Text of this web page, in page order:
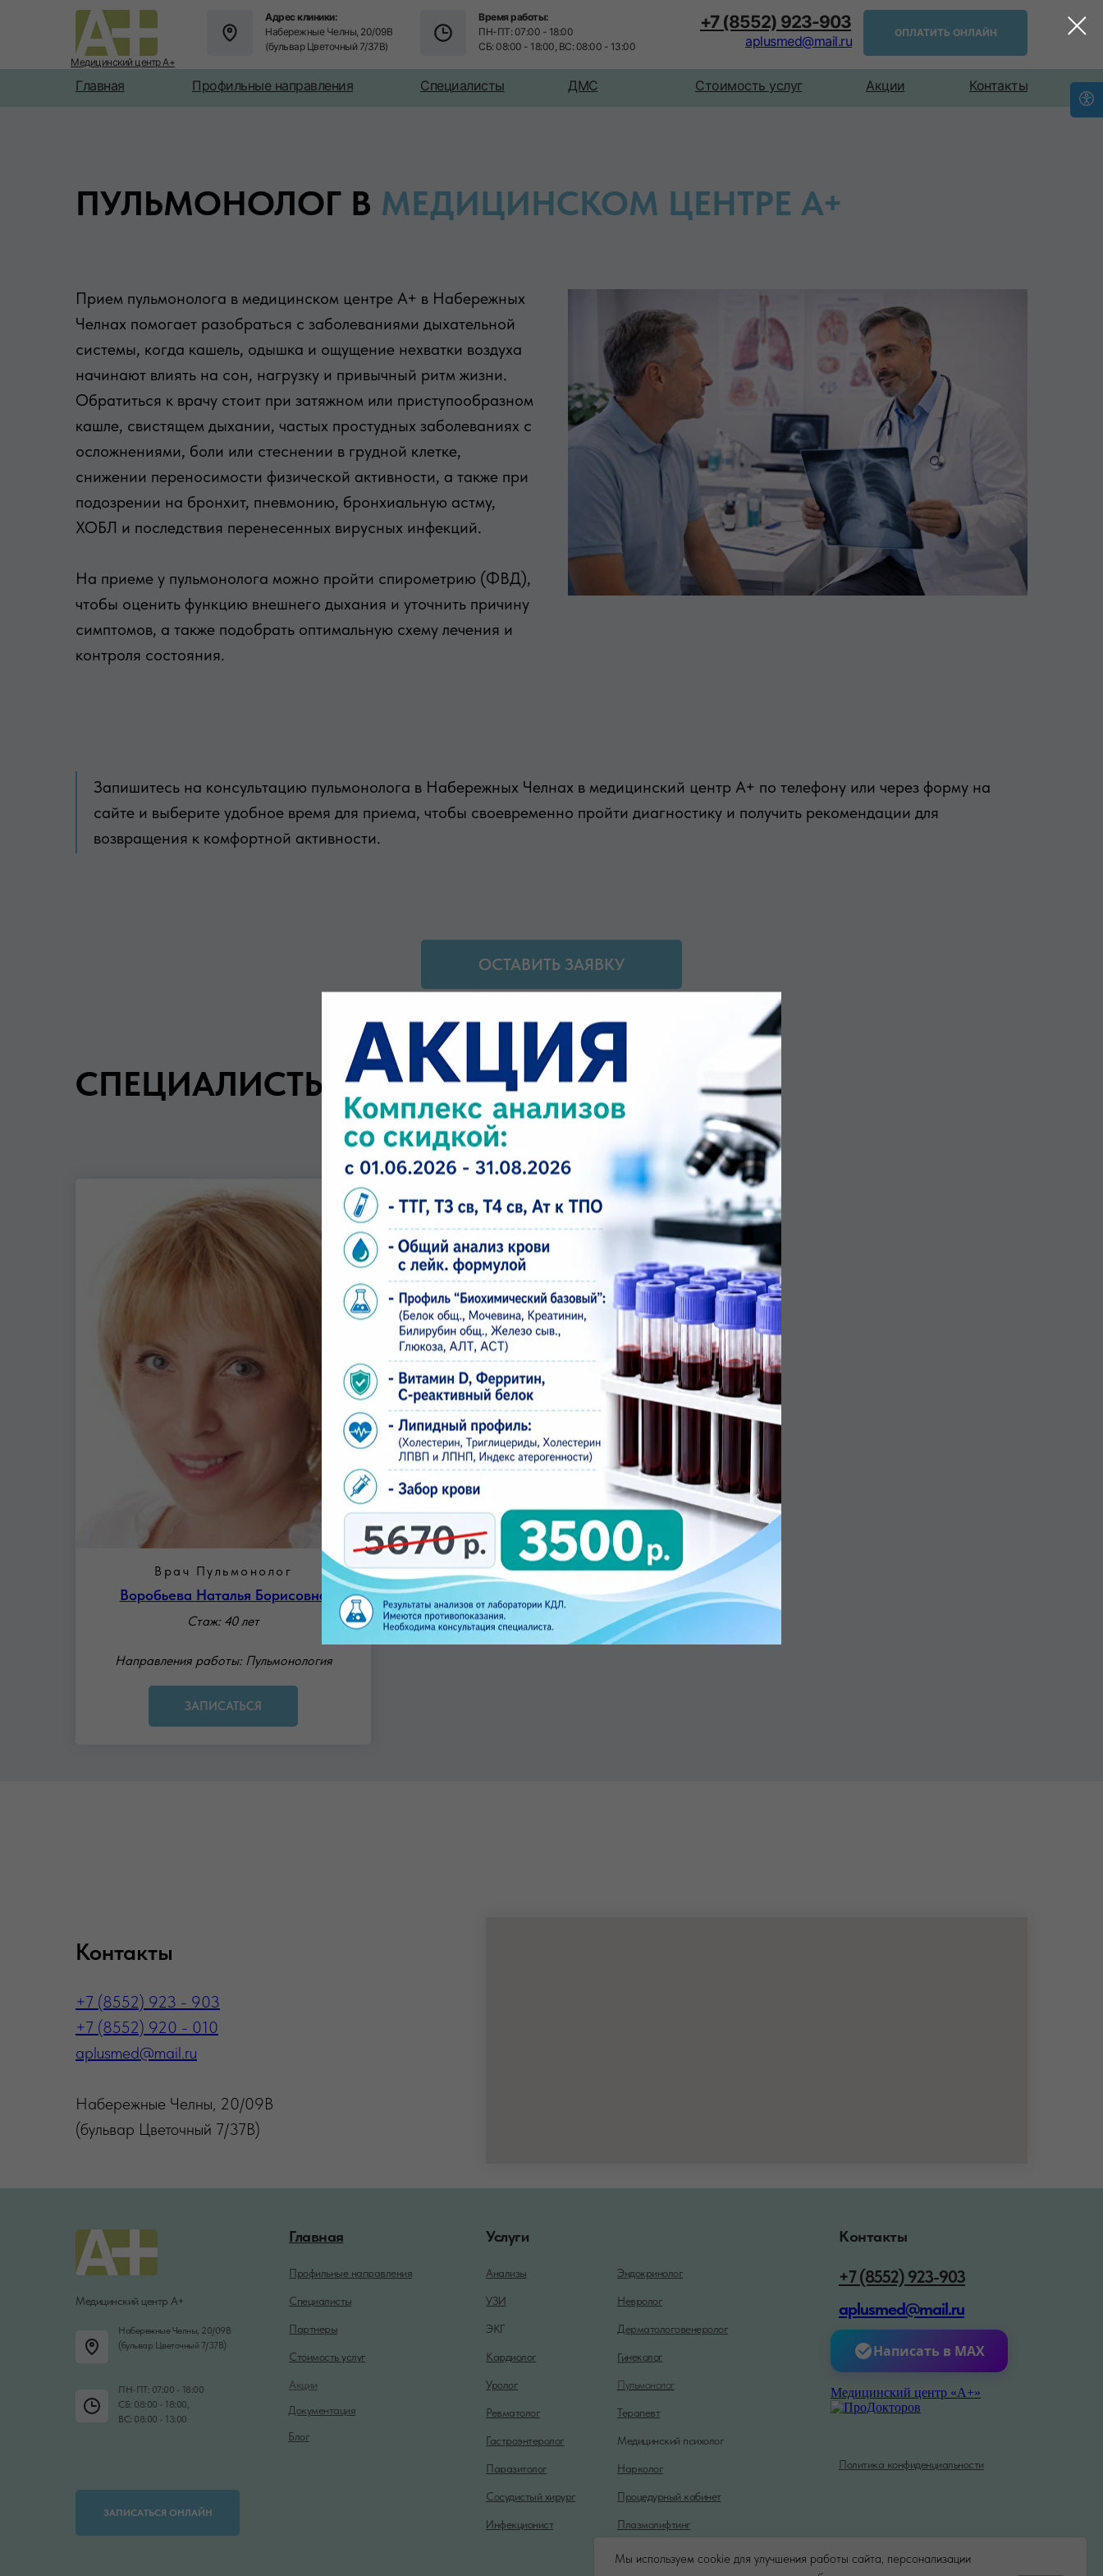
+7 (8552) 923-903
Время работы:
ПН-ПТ: 07:00 - 18:00
СБ: 08:00 - 18:00, ВС: 08:00 - 13:00
aplusmed@mail.ru
Адрес клиники:
Набережные Челны, 20/09В
(бульвар Цветочный 7/37В)
ОПЛАТИТЬ ОНЛАЙН
Контакты
Акции
Стоимость услуг
ДМС
Специалисты
Профильные направления
Главная
Медицинский центр А+
ПУЛЬМОНОЛОГ В МЕДИЦИНСКОМ ЦЕНТРЕ А+
Прием пульмонолога в медицинском центре А+ в Набережных
Челнах помогает разобраться с заболеваниями дыхательной
системы, когда кашель, одышка и ощущение нехватки воздуха
начинают влиять на сон, нагрузку и привычный ритм жизни.
Обратиться к врачу стоит при затяжном или приступообразном
кашле, свистящем дыхании, частых простудных заболеваниях с
осложнениями, боли или стеснении в грудной клетке,
снижении переносимости физической активности, а также при
подозрении на бронхит, пневмонию, бронхиальную астму,
ХОБЛ и последствия перенесенных вирусных инфекций.
На приеме у пульмонолога можно пройти спирометрию (ФВД),
чтобы оценить функцию внешнего дыхания и уточнить причину
симптомов, а также подобрать оптимальную схему лечения и
контроля состояния.
Запишитесь на консультацию пульмонолога в Набережных Челнах в медицинский центр А+ по телефону или через форму на
сайте и выберите удобное время для приема, чтобы своевременно пройти диагностику и получить рекомендации для
возвращения к комфортной активности.
ОСТАВИТЬ ЗАЯВКУ
СПЕЦИАЛИСТЫ НАПРАВЛЕНИЯ
Врач Пульмонолог
Воробьева Наталья Борисовна
Стаж: 40 лет
Направления работы: Пульмонология
ЗАПИСАТЬСЯ
Контакты
+7 (8552) 923 - 903
+7 (8552) 920 - 010
aplusmed@mail.ru
Набережные Челны, 20/09В
(бульвар Цветочный 7/37В)
Мы используем cookie для улучшения работы сайта, персонализации
Медицинский центр А+
Политика конфиденциальности
Набережные Челны, 20/09В
(бульвар Цветочный 7/37В)
ПН-ПТ: 07:00 - 18:00
СБ: 08:00 - 18:00,
ВС: 08:00 - 13:00
ЗАПИСАТЬСЯ ОНЛАЙН
Контакты
Услуги
Акции
Документация
Блог
Уролог
Кардиолог
ЭКГ
УЗИ
Анализы
Инфекционист
Сосудистый хирург
Паразитолог
Медицинский психолог
aplusmed@mail.ru
+7 (8552) 923-903
Ревматолог
Пульмонолог
Гинеколог
Дерматологовенеролог
Невролог
Эндокринолог
Плазмолифтинг
Процедурный кабинет
Нарколог
Гастроэнтеролог
Терапевт
Стоимость услуг
Партнеры
Специалисты
Профильные направления
Главная
Медицинский центр «А+»
Написать в MAX